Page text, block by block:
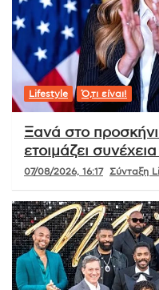
Lifestyle Ό,τι είναι!
Ξανά στο
ετοιμάζει
07/08/2026, 16:17 Σύνταξη